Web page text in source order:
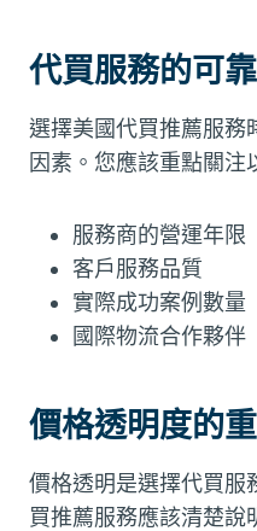
代買服務的可
選擇美國代買推薦服務
因素。您應該重點關注
服務商的營運年限
客戶服務品質
實際成功案例數量
國際物流合作夥伴
價格透明度的
價格透明是選擇代買服
買推薦服務應該清楚說